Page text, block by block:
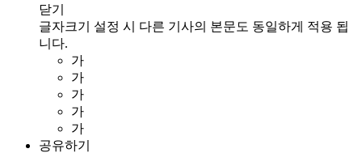
닫기
글자크기 설정 시 다른 기사의 본문도 동일하게 적용 됩
니다.
가
가
가
가
가
공유하기